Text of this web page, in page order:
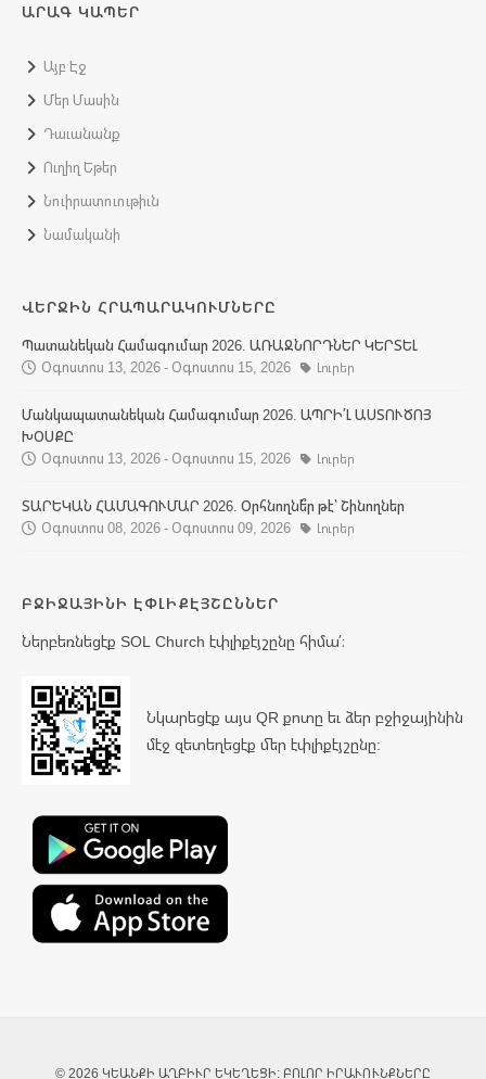
ԱՐԱԳ ԿԱՊԵՐ
Այբ Էջ
Մեր Մասին
Դաւանանք
Ուղիղ Եթեր
Նուիրատուութիւն
Նամականի
ՎԵՐՋԻՆ ՀՐԱՊԱՐԱԿՈՒՄՆԵՐԸ
Պատանեկան Համագումար 2026. ԱՌԱՋՆՈՐԴՆԵՐ ԿԵՐՏԵԼ
Օգոստոս 13, 2026 - Օգոստոս 15, 2026
Լուրեր
Մանկապատանեկան Համագումար 2026. ԱՊՐԻ՛Լ ԱՍՏՈՒԾՈՅ
ԽՕՍՔԸ
Օգոստոս 13, 2026 - Օգոստոս 15, 2026
Լուրեր
ՏԱՐԵԿԱՆ ՀԱՄԱԳՈՒՄԱՐ 2026. Օրհնողնե՞ր թէ՝ Շինողներ
Օգոստոս 08, 2026 - Օգոստոս 09, 2026
Լուրեր
ԲՋԻՋԱՅԻՆԻ ԷՓԼԻՔԷՅՇԸՆՆԵՐ
Ներբեռնեցէք SOL Church էփլիքէյշընը հիմա՛։
Նկարեցէք այս QR քոտը եւ ձեր բջիջայինին
մէջ զետեղեցէք մեր էփլիքէյշընը:
© 2026 ԿԵԱՆՔԻ ԱՂԲԻՒՐ ԵԿԵՂԵՑԻ: ԲՈԼՈՐ ԻՐԱՒՈՒՆՔՆԵՐԸ